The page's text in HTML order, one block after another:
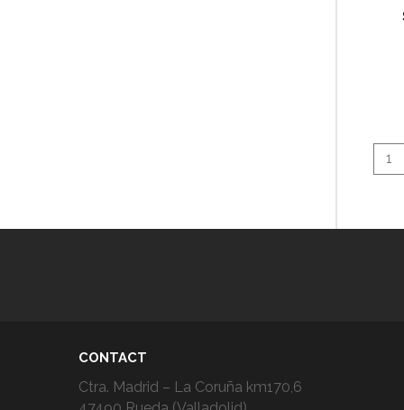
1
CONTACT
Ctra. Madrid – La Coruña km170,6